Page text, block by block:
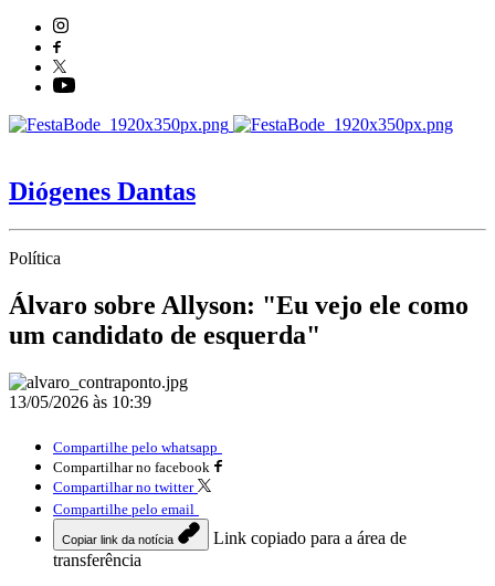
Diógenes Dantas
Política
Álvaro sobre Allyson: "Eu vejo ele como
um candidato de esquerda"
13/05/2026 às 10:39
Compartilhe pelo whatsapp
Compartilhar no facebook
Compartilhar no twitter
Compartilhe pelo email
Copiar link da notícia
Link copiado para a área de
transferência